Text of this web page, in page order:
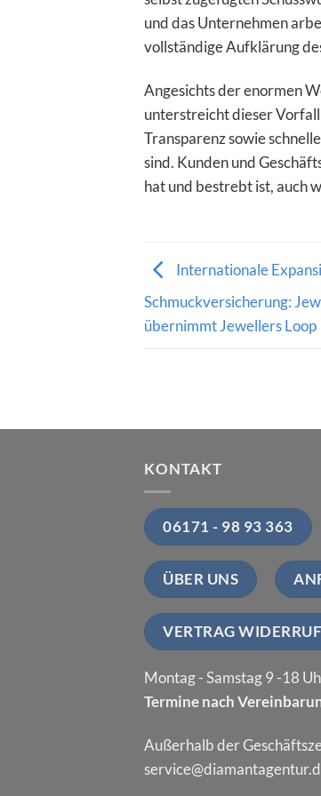
und das Unternehmen
vollständige Aufklärung
Angesichts der enormen
unterstreicht dieser
Transparenz sowie
sind. Kunden und
hat und bestrebt ist, auch
Internationale
Schmuckversicherung:
übernimmt Jewellers Loop
KONTAKT
06171 - 98 93 363
ÜBER UNS
VERTRAG
Montag - Samstag 9 -18
Termine nach
Außerhalb der